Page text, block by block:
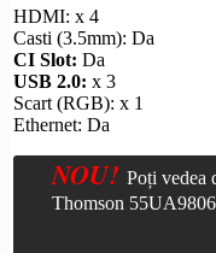
HDMI: x 4
Casti (3.5mm): Da
CI Slot: Da
USB 2.0: x 3
Scart (RGB): x 1
Ethernet: Da
NOU! Poți vedea
Thomson